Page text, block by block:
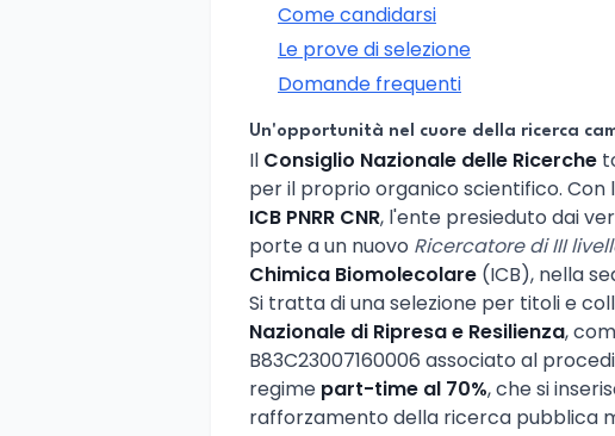
Come candidarsi
Le prove di selezione
Domande frequenti
Un'opportunità nel cuore della ricerca
Il Consiglio Nazionale delle Ricerche
per il proprio organico scientifico.
ICB PNRR CNR, l'ente presieduto dai
porte a un nuovo Ricercatore di III
Chimica Biomolecolare (ICB), nella
Si tratta di una selezione per titoli e
Nazionale di Ripresa e Resilienza,
B83C23007160006 associato al
regime part-time al 70%, che si
rafforzamento della ricerca pubblica